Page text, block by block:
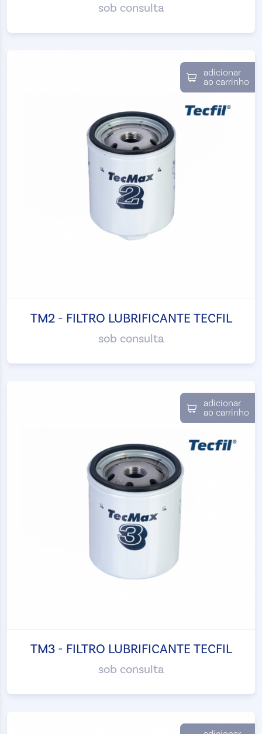
sob consulta
adicionar
ao carrinho
TM2 - FILTRO LUBRIFICANTE TECFIL
sob consulta
adicionar
ao carrinho
TM3 - FILTRO LUBRIFICANTE TECFIL
sob consulta